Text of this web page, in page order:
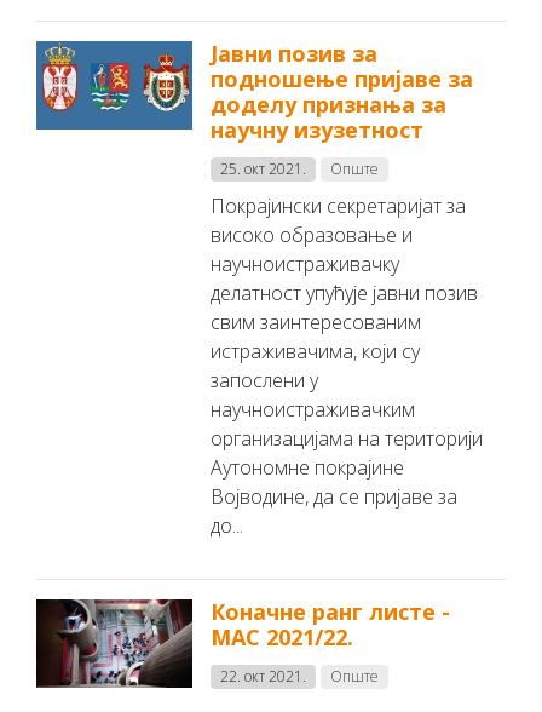
Јавни позив за
подношење пријаве за
доделу признања за
научну изузетност
25. окт 2021. Опште
Покрајински секретаријат за
високо образовање и
научноистраживачку
делатност упућује јавни позив
свим заинтересованим
истраживачима, који су
запослени у
научноистраживачким
организацијама на територији
Аутономне покрајине
Војводине, да се пријаве за
до...
Коначне ранг листе -
МАС 2021/22.
22. окт 2021. Опште